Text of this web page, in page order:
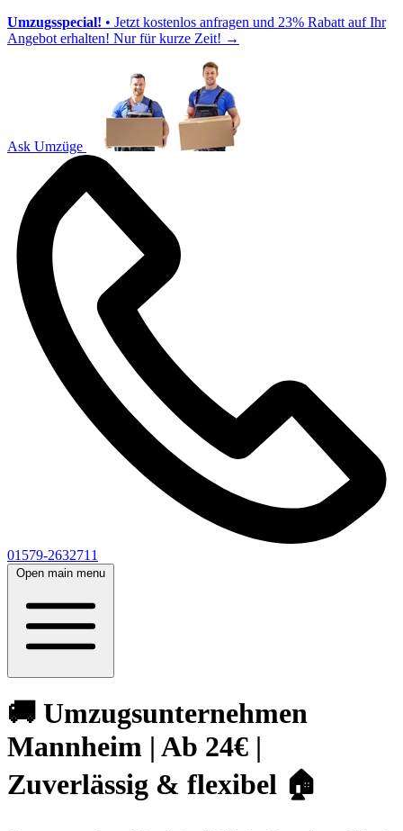
Umzugsspecial! • Jetzt kostenlos anfragen und 23% Rabatt auf Ihr
Angebot erhalten! Nur für kurze Zeit! →
Ask Umzüge
01579-2632711
Open main menu
🚚 Umzugsunternehmen
Mannheim | Ab 24€ |
Zuverlässig & flexibel 🏠